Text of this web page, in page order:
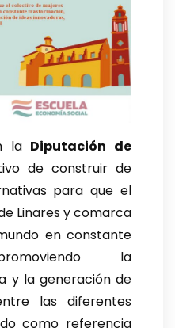
la Diputación de
de construir de
para que el
Linares y comarca
en constante
la
y la generación de
las diferentes
como referencia